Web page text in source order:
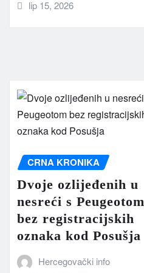
lip 15, 2026
CRNA KRONIKA
Dvoje ozlijeđenih u
nesreći s Peugeotom
bez registracijskih
oznaka kod Posušja
Hercegovački info